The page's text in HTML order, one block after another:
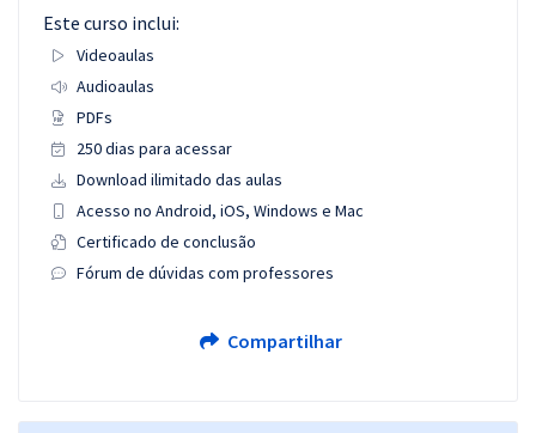
Este curso inclui:
Videoaulas
Audioaulas
PDFs
250 dias para acessar
Download ilimitado das aulas
Acesso no Android, iOS, Windows e Mac
Certificado de conclusão
Fórum de dúvidas com professores
Compartilhar